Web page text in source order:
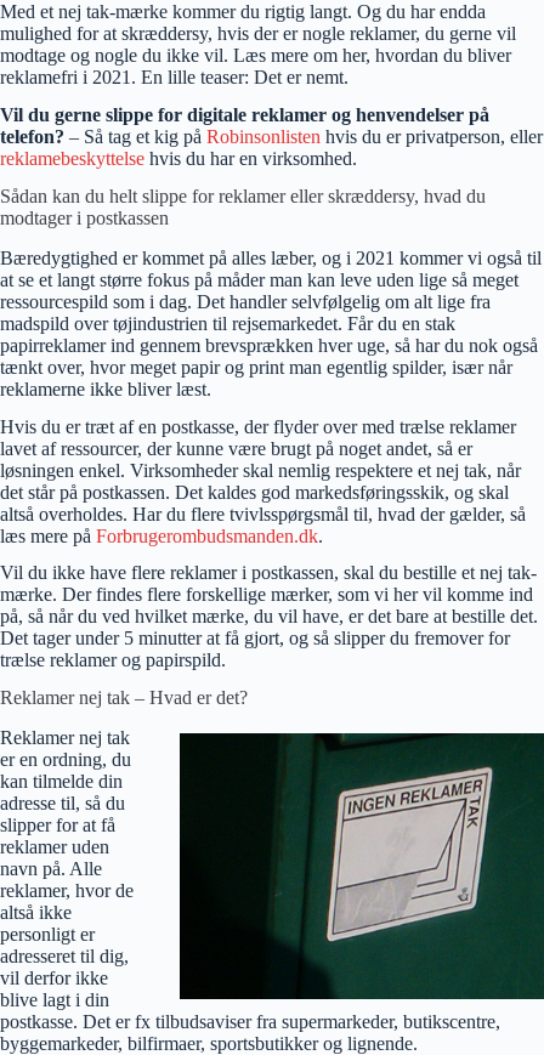
Med et nej tak-mærke kommer du rigtig langt. Og du har endda
mulighed for at skræddersy, hvis der er nogle reklamer, du gerne vil
modtage og nogle du ikke vil. Læs mere om her, hvordan du bliver
reklamefri i 2021. En lille teaser: Det er nemt.
Vil du gerne slippe for digitale reklamer og henvendelser på
telefon? – Så tag et kig på Robinsonlisten hvis du er privatperson, eller
reklamebeskyttelse hvis du har en virksomhed.
Sådan kan du helt slippe for reklamer eller skræddersy, hvad du
modtager i postkassen
Bæredygtighed er kommet på alles læber, og i 2021 kommer vi også til
at se et langt større fokus på måder man kan leve uden lige så meget
ressourcespild som i dag. Det handler selvfølgelig om alt lige fra
madspild over tøjindustrien til rejsemarkedet. Får du en stak
papirreklamer ind gennem brevsprækken hver uge, så har du nok også
tænkt over, hvor meget papir og print man egentlig spilder, især når
reklamerne ikke bliver læst.
Hvis du er træt af en postkasse, der flyder over med trælse reklamer
lavet af ressourcer, der kunne være brugt på noget andet, så er
løsningen enkel. Virksomheder skal nemlig respektere et nej tak, når
det står på postkassen. Det kaldes god markedsføringsskik, og skal
altså overholdes. Har du flere tvivlsspørgsmål til, hvad der gælder, så
læs mere på Forbrugerombudsmanden.dk.
Vil du ikke have flere reklamer i postkassen, skal du bestille et nej tak-
mærke. Der findes flere forskellige mærker, som vi her vil komme ind
på, så når du ved hvilket mærke, du vil have, er det bare at bestille det.
Det tager under 5 minutter at få gjort, og så slipper du fremover for
trælse reklamer og papirspild.
Reklamer nej tak – Hvad er det?
Reklamer nej tak
er en ordning, du
kan tilmelde din
adresse til, så du
slipper for at få
reklamer uden
navn på. Alle
reklamer, hvor de
altså ikke
personligt er
adresseret til dig,
vil derfor ikke
blive lagt i din
postkasse. Det er fx tilbudsaviser fra supermarkeder, butikscentre,
byggemarkeder, bilfirmaer, sportsbutikker og lignende.